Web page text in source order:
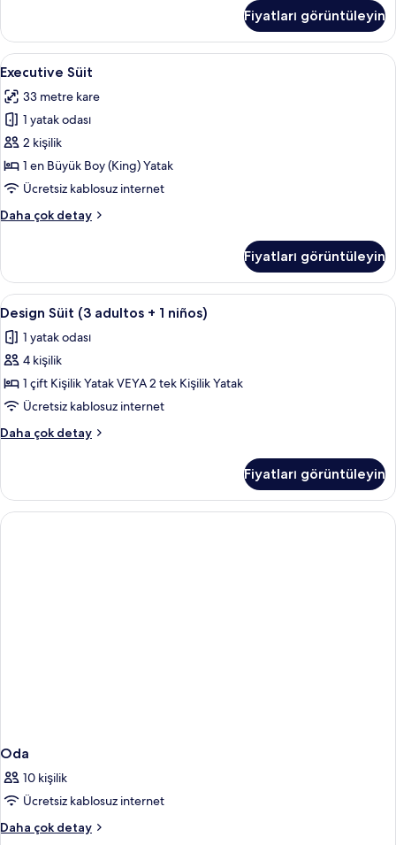
Oda,
Şehir
Manzaralı
daha
fazla
Fiyatları görüntüleyin
Executive
Süit
için
tüm
fotoğrafları
görün
Kaliteli yatak takımı, minibar, odada
3
Executive Süit
33 metre kare
1 yatak odası
2 kişilik
1 en Büyük Boy (King) Yatak
Ücretsiz kablosuz internet
Daha çok detay
Executive
fazla
detay
Fiyatları görüntüleyin
Design
Süit
(3
adultos
+
1
niños)
için
fotoğrafları
görün
Kaliteli yatak takımı, minibar, odada
5
Design Süit (3 adultos + 1 niños)
1 yatak odası
4 kişilik
1 çift Kişilik Yatak VEYA 2 tek Kişilik Yatak
Ücretsiz kablosuz internet
Daha çok detay
Design
+
niños)
Fiyatları görüntüleyin
Oda
10 kişilik
Ücretsiz kablosuz internet
Daha çok detay
Oda